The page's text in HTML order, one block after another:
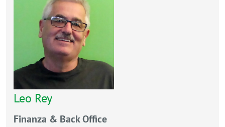
Leo Rey
Finanza & Back Office